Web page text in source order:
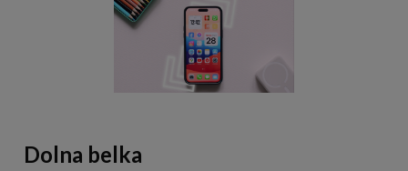
Dolna belka